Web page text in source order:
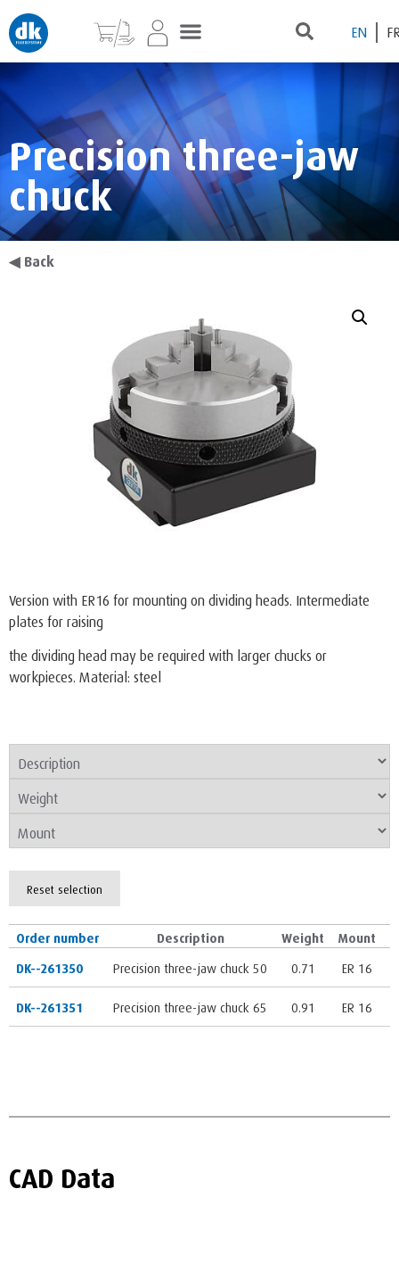
EN
Precision three-jaw
chuck
◀ Back
Version with ER16 for mounting on dividing heads. Intermediate
plates for raising
the dividing head may be required with larger chucks or
workpieces. Material: steel
Reset selection
Order number Description Weight Mount
DK--261350
Precision three-jaw chuck 50 0.71 ER 16
DK--261351
Precision three-jaw chuck 65 0.91 ER 16
CAD Data